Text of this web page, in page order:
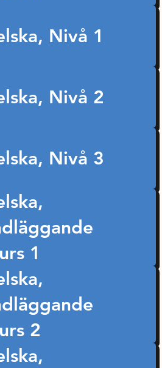
Nivå 1
Nivå 2
Nivå 3
1
2